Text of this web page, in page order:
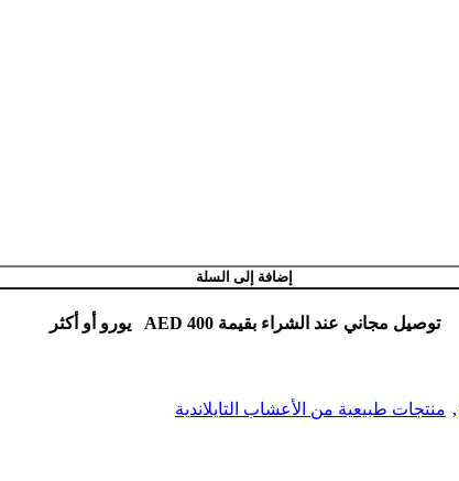
إضافة إلى السلة
توصيل مجاني عند الشراء بقيمة AED 400 يورو أو أكثر
, منتجات طبيعية من الأعشاب التايلاندية